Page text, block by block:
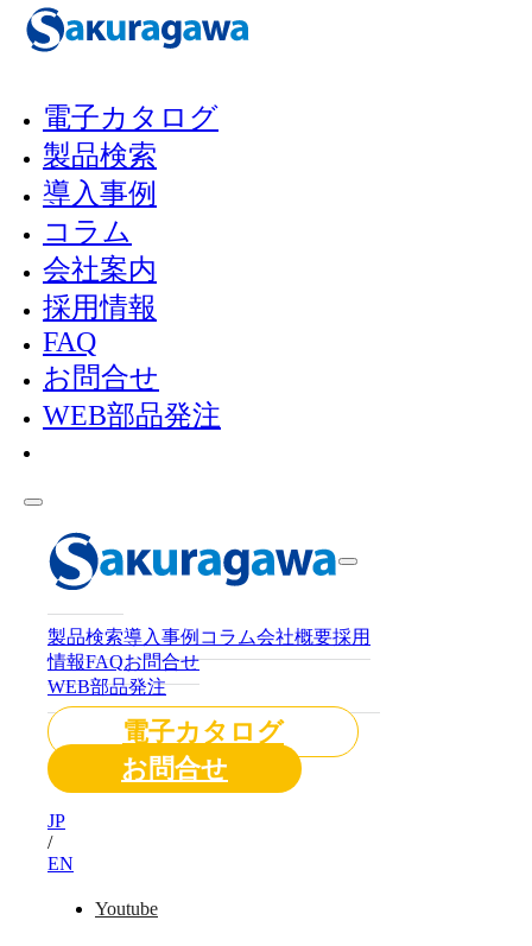
電子カタログ
製品検索
導入事例
コラム
会社案内
採用情報
FAQ
お問合せ
WEB部品発注
製品検索導入事例 コラム会社概要採用
情報FAQお問合せ
WEB部品発注
電子カタログ
お問合せ
JP
/
EN
Youtube
「お知らせ
2025-12-19
＼新商品／パ
ッシングポン
プ
ホーム / ニュース /＼新商品／パッシン
グポンプ